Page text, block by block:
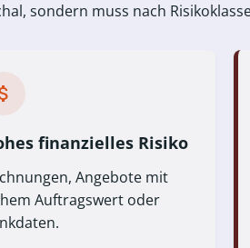
sondern muss nach
finanzielles Risiko
Angebote mit
Auftragswert oder